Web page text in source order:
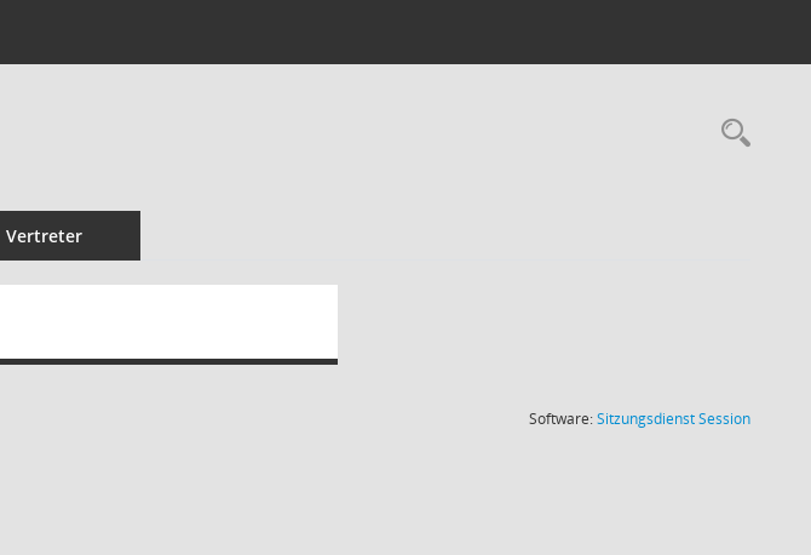
Vertreter
Software:SitzungsdienstSession(Wird in